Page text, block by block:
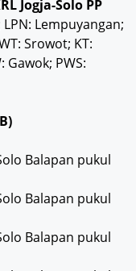
Jogja-Solo PP
Lempuyangan;
Srowot; KT:
Gawok; PWS:
Balapan pukul
Balapan pukul
Balapan pukul